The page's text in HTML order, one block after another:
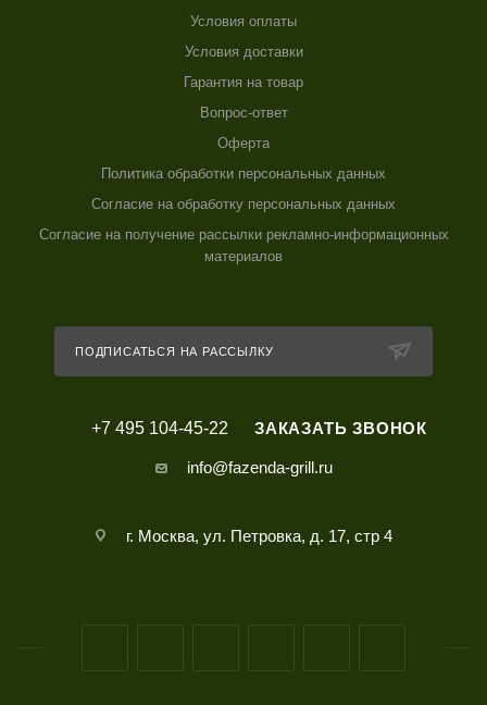
Условия оплаты
Условия доставки
Гарантия на товар
Вопрос-ответ
Оферта
Политика обработки персональных данных
Согласие на обработку персональных данных
Согласие на получение рассылки рекламно-информационных
материалов
ПОДПИСАТЬСЯ НА РАССЫЛКУ
+7 495 104-45-22 ЗАКАЗАТЬ ЗВОНОК
info@fazenda-grill.ru
г. Москва, ул. Петровка, д. 17, стр 4